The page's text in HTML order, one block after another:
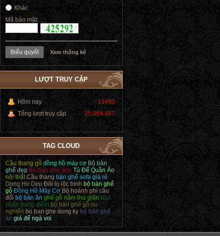
Khác
Mã bảo mật:
Xem thống kê
LƯỢT TRUY CẬP
Hôm nay
13450
Tổng lượt truy cập
25,059,487
TAG CLOUD
Cầu thang gỗ đồng hồ máy cơ Bộ bàn
ghế đẹp Bo ban ghe dep Tủ Để Quần Áo
nội thất Cầu thang bàn ghế sofa giá rẻ
Dong Ho Dep Đôi lọ lộc bình bộ bàn ghế
gỗ Đồng Hồ Máy Cơ Bộ hoành phi câu
đối bộ bàn ăn ghế gỗ nằm thư giãn bàn
phấn trang điểm bộ bàn ghế gỗ nu
nghiến bo ban ghe dong ky bộ bàn ghế
ăn giá để ngà voi